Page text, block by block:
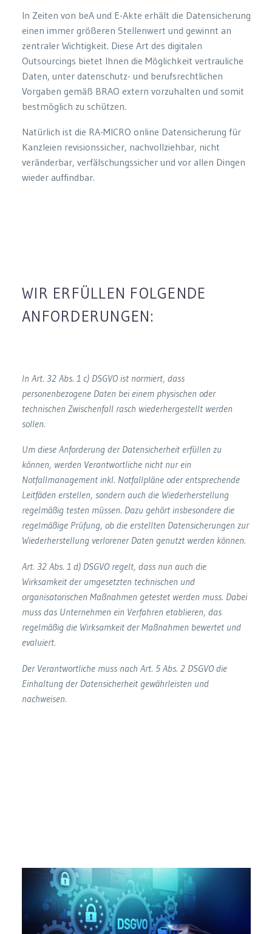
In Zeiten von beA und E-Akte erhält die Datensicherung
einen immer größeren Stellenwert und gewinnt an
zentraler Wichtigkeit. Diese Art des digitalen
Outsourcings bietet Ihnen die Möglichkeit vertrauliche
Daten, unter datenschutz- und berufsrechtlichen
Vorgaben gemäß BRAO extern vorzuhalten und somit
bestmöglich zu schützen.
Natürlich ist die RA-MICRO online Datensicherung für
Kanzleien revisionssicher, nachvollziehbar, nicht
veränderbar, verfälschungssicher und vor allen Dingen
wieder auffindbar.
WIR ERFÜLLEN FOLGENDE
ANFORDERUNGEN:
In Art. 32 Abs. 1 c) DSGVO ist normiert, dass
personenbezogene Daten bei einem physischen oder
technischen Zwischenfall rasch wiederhergestellt werden
sollen.
Um diese Anforderung der Datensicherheit erfüllen zu
können, werden Verantwortliche nicht nur ein
Notfallmanagement inkl. Notfallpläne oder entsprechende
Leitfäden erstellen, sondern auch die Wiederherstellung
regelmäßig testen müssen. Dazu gehört insbesondere die
regelmäßige Prüfung, ob die erstellten Datensicherungen zur
Wiederherstellung verlorener Daten genutzt werden können.
Art. 32 Abs. 1 d) DSGVO regelt, dass nun auch die
Wirksamkeit der umgesetzten technischen und
organisatorischen Maßnahmen getestet werden muss. Dabei
muss das Unternehmen ein Verfahren etablieren, das
regelmäßig die Wirksamkeit der Maßnahmen bewertet und
evaluiert.
Der Verantwortliche muss nach Art. 5 Abs. 2 DSGVO die
Einhaltung der Datensicherheit gewährleisten und
nachweisen.